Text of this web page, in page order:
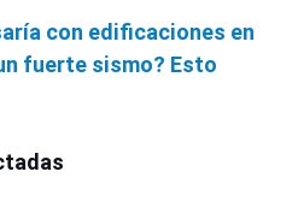
con edificaciones en
fuerte sismo? Esto